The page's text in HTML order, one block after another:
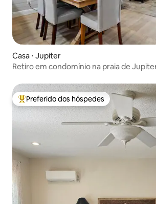
Casa ⋅ Jupiter
Retiro em condomínio na praia de
Entre os melhores preferidos dos
Preferido dos hóspedes